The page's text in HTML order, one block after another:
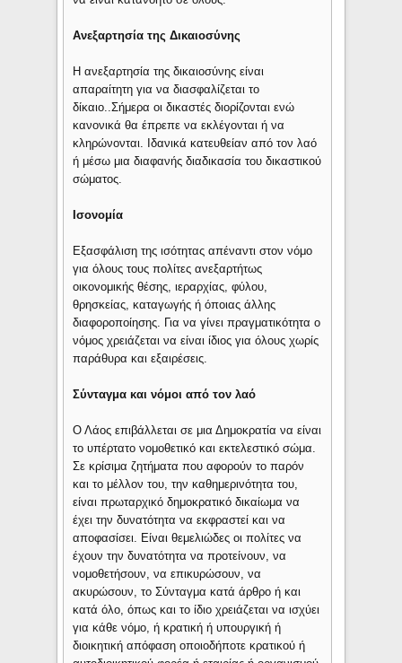
Ανεξαρτησία της Δικαιοσύνης
Η ανεξαρτησία της δικαιοσύνης είναι
απαραίτητη για να διασφαλίζεται το
δίκαιο..Σήμερα οι δικαστές διορίζονται ενώ
κανονικά θα έπρεπε να εκλέγονται ή να
κληρώνονται. Ιδανικά κατευθείαν από τον λαό
ή μέσω μια διαφανής διαδικασία του δικαστικού
σώματος.
Ισονομία
Εξασφάλιση της ισότητας απέναντι στον νόμο
για όλους τους πολίτες ανεξαρτήτως
οικονομικής θέσης, ιεραρχίας, φύλου,
θρησκείας, καταγωγής ή όποιας άλλης
διαφοροποίησης. Για να γίνει πραγματικότητα ο
νόμος χρειάζεται να είναι ίδιος για όλους χωρίς
παράθυρα και εξαιρέσεις.
Σύνταγμα και νόμοι από τον λαό
Ο Λάος επιβάλλεται σε μια Δημοκρατία να είναι
το υπέρτατο νομοθετικό και εκτελεστικό σώμα.
Σε κρίσιμα ζητήματα που αφορούν το παρόν
και το μέλλον του, την καθημερινότητα του,
είναι πρωταρχικό δημοκρατικό δικαίωμα να
έχει την δυνατότητα να εκφραστεί και να
αποφασίσει. Είναι θεμελιώδες οι πολίτες να
έχουν την δυνατότητα να προτείνουν, να
νομοθετήσουν, να επικυρώσουν, να
ακυρώσουν, το Σύνταγμα κατά άρθρο ή και
κατά όλο, όπως και το ίδιο χρειάζεται να ισχύει
για κάθε νόμο, ή κρατική ή υπουργική ή
διοικητική απόφαση οποιοδήποτε κρατικού ή